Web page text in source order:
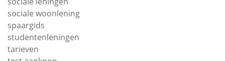
sociale woonlening
spaargids
studentenleningen
tarieven